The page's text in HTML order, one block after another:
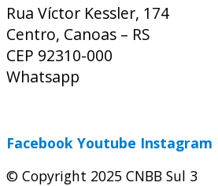
Rua Víctor Kessler, 174
Centro, Canoas – RS
CEP 92310-000
Whatsapp
Facebook Youtube Instagram
© Copyright 2025 CNBB Sul 3